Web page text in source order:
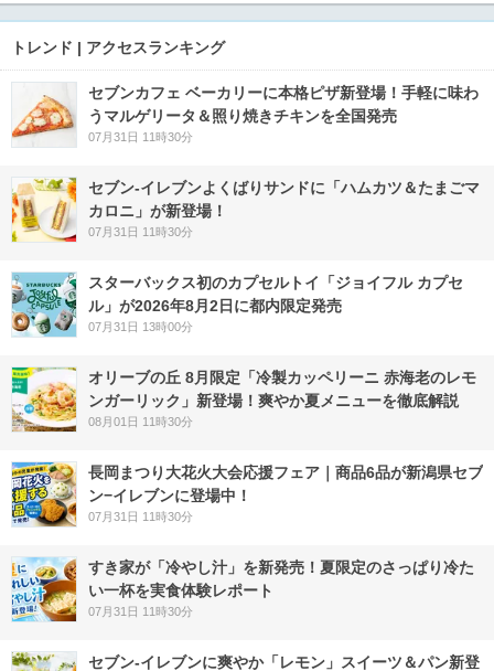
トレンド | アクセスランキング
セブンカフェ ベーカリーに本格ピザ新登場！手軽に味わ
うマルゲリータ＆照り焼きチキンを全国発売
07月31日 11時30分
セブン‐イレブンよくばりサンドに「ハムカツ＆たまごマ
カロニ」が新登場！
07月31日 11時30分
スターバックス初のカプセルトイ「ジョイフル カプセ
ル」が2026年8月2日に都内限定発売
07月31日 13時00分
オリーブの丘 8月限定「冷製カッペリーニ 赤海老のレモ
ンガーリック」新登場！爽やか夏メニューを徹底解説
08月01日 11時30分
長岡まつり大花火大会応援フェア｜商品6品が新潟県セブ
ン−イレブンに登場中！
07月31日 11時30分
すき家が「冷やし汁」を新発売！夏限定のさっぱり冷た
い一杯を実食体験レポート
07月31日 11時30分
セブン‐イレブンに爽やか「レモン」スイーツ＆パン新登